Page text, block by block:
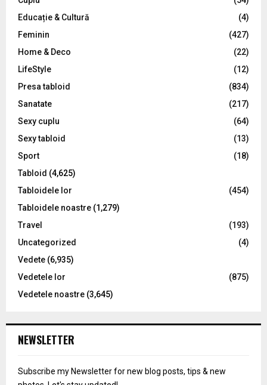
Educație & Cultură
(4)
Feminin
(427)
Home & Deco
(22)
LifeStyle
(12)
Presa tabloid
(834)
Sanatate
(217)
Sexy cuplu
(64)
Sexy tabloid
(13)
Sport
(18)
Tabloid (4,625)
Tabloidele lor
(454)
Tabloidele noastre (1,279)
Travel
(193)
Uncategorized
(4)
Vedete (6,935)
Vedetele lor
(875)
Vedetele noastre (3,645)
NEWSLETTER
Subscribe my Newsletter for new blog posts, tips & new